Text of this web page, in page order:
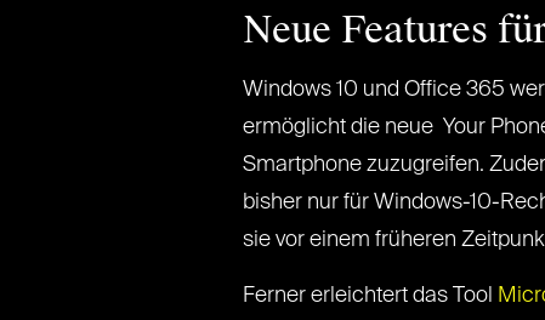
Neue Features
Windows 10 und Office 365
ermöglicht die neue Your
Smartphone zuzugreifen.
bisher nur für Windows-10-
sie vor einem früheren
Ferner erleichtert das Tool